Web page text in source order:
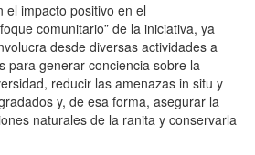
el impacto positivo en el
comunitario” de la iniciativa, ya
desde diversas actividades a
para generar conciencia sobre la
reducir las amenazas in situ y
y, de esa forma, asegurar la
naturales de la ranita y conservarla